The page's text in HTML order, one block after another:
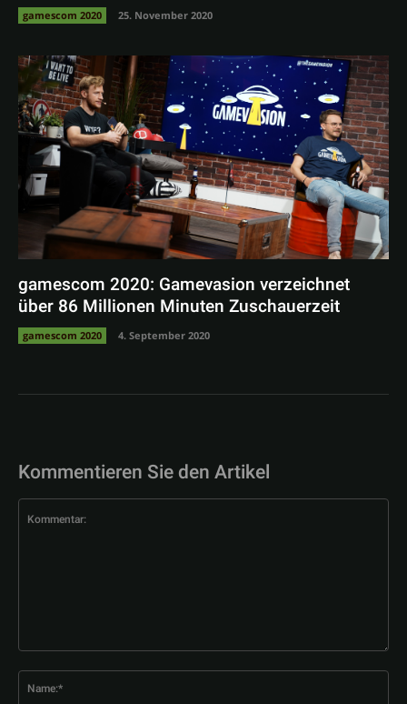
gamescom 2020 25. November 2020
gamescom 2020: Gamevasion verzeichnet
über 86 Millionen Minuten Zuschauerzeit
gamescom 2020 4. September 2020
Kommentieren Sie den Artikel